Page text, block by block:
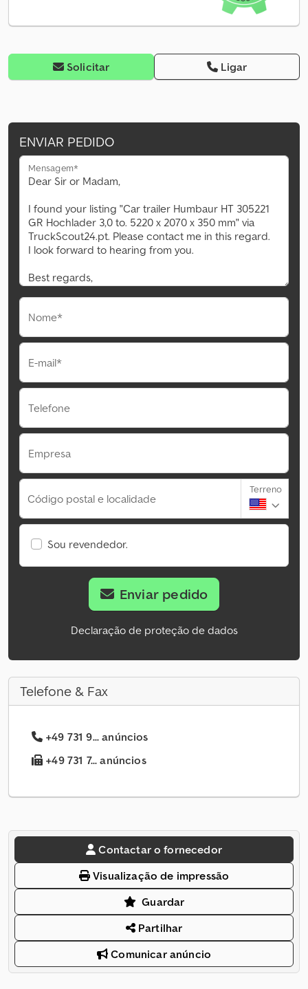
Solicitar Ligar
ENVIAR PEDIDO
Mensagem*
Nome*
E-mail*
Telefone
Empresa
Código postal e localidade
Terreno
Sou revendedor.
Enviar pedido
Declaração de proteção de dados
Telefone & Fax
+49 731 9... anúncios
+49 731 7... anúncios
Contactar o fornecedor
Visualização de impressão
Guardar
Partilhar
Comunicar anúncio